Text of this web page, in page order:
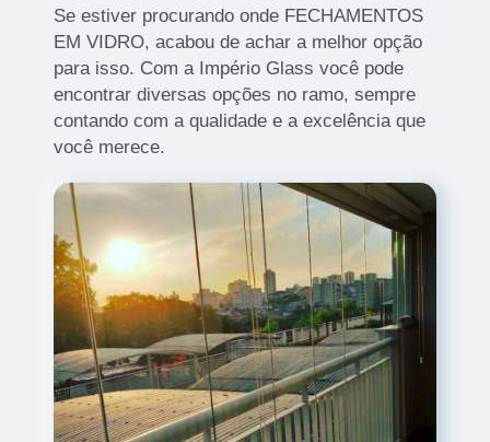
Se estiver procurando onde FECHAMENTOS
EM VIDRO, acabou de achar a melhor opção
para isso. Com a Império Glass você pode
encontrar diversas opções no ramo, sempre
contando com a qualidade e a excelência que
você merece.